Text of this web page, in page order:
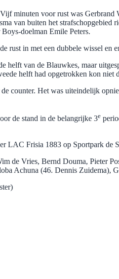
minuten voor rust was
van buiten het
doelman Emile Peters.
rust in met een dubbele wissel
helft van de Blauwkes, maar
helft had opgetrokken kon
counter. Het was uiteindelijk
de stand in de belangrijke 3e
LAC Frisia 1883 op Sportpark de
de Vries, Bernd Douma, Pieter
Achuna (46. Dennis Zuidema),